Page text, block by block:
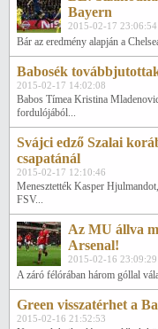
Bayern
2015-02-17 23:06:54
Bár az eredmény alapján a
Babosék
2015-02-17 14:02:08
Babos Tímea Kristina
fordulójából...
Svájci edző Szalai
csapatánál
2015-02-17 12:10:46
Menesztették Kasper
FSV...
Az MU állva
Arsenal!
2015-02-16 23:09:29
A záró félórában három góllal
Green visszatérhet a
2015-02-16 21:52:53